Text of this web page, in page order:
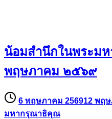
น้อมสำนึกในพระม
พฤษภาคม ๒๕๖๙
6 พฤษภาคม 256912 พฤ
มหากรุณาธิคุณ